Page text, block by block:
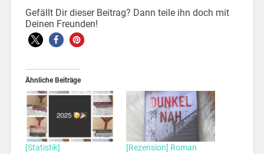
Gefällt Dir dieser Beitrag? Dann teile ihn doch mit
Deinen Freunden!
Ähnliche Beiträge
[Statistik]
[Rezension] Roman